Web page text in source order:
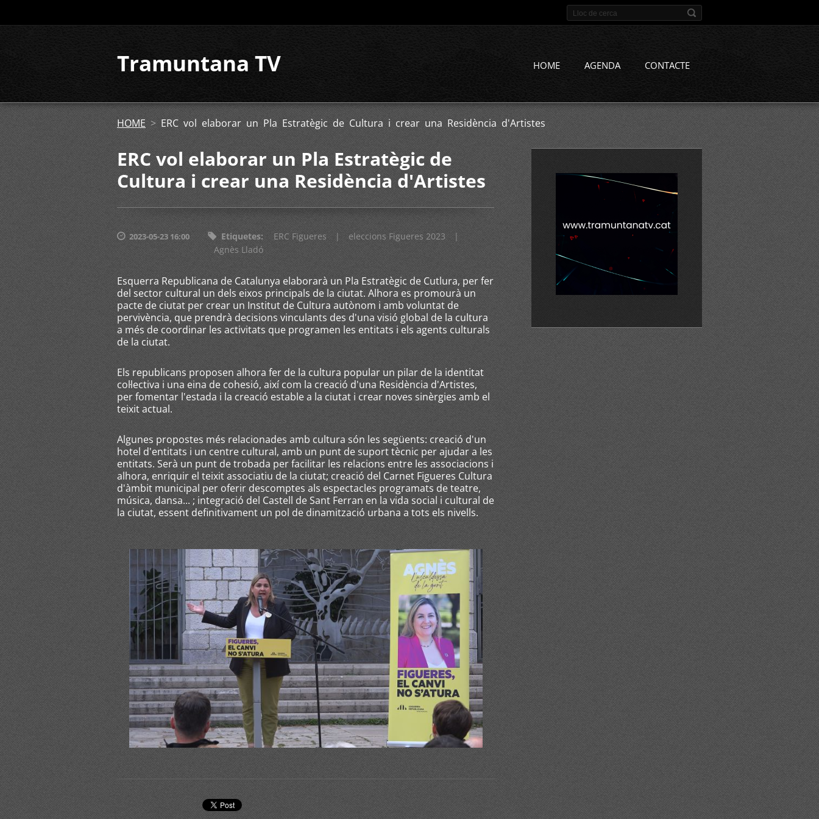
Tramuntana TV HOME AGENDA CONTACTE
HOME > ERC vol elaborar un Pla Estratègic de Cultura i crear una Residència d'Artistes
ERC vol elaborar un Pla Estratègic de
Cultura i crear una Residència d'Artistes
2023-05-23 16:00 Etiquetes: ERC Figueres | eleccions Figueres 2023
|
Agnès Lladó
Esquerra Republicana de Catalunya elaborarà un Pla Estratègic de Cutlura, per fer
del sector cultural un dels eixos principals de la ciutat. Alhora es promourà un
pacte de ciutat per crear un Institut de Cultura autònom i amb voluntat de
pervivència, que prendrà decisions vinculants des d'una visió global de la cultura
a més de coordinar les activitats que programen les entitats i els agents culturals
de la ciutat.
Els republicans proposen alhora fer de la cultura popular un pilar de la identitat
col·lectiva i una eina de cohesió, així com la creació d'una Residència d'Artistes,
per fomentar l'estada i la creació estable a la ciutat i crear noves sinèrgies amb el
teixit actual.
Algunes propostes més relacionades amb cultura són les següents: creació d'un
hotel d'entitats i un centre cultural, amb un punt de suport tècnic per ajudar a les
entitats. Serà un punt de trobada per facilitar les relacions entre les associacions i
alhora, enriquir el teixit associatiu de la ciutat; creació del Carnet Figueres Cultura
d'àmbit municipal per oferir descomptes als espectacles programats de teatre,
música, dansa... ; integració del Castell de Sant Ferran en la vida social i cultural de
la ciutat, essent definitivament un pol de dinamització urbana a tots els nivells.